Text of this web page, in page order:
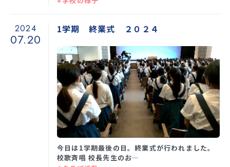
2024
07.20
1学期 終業式 ２０２４
今日は1学期最後の日。終業式が行われました。
校歌斉唱 校長先生のお…